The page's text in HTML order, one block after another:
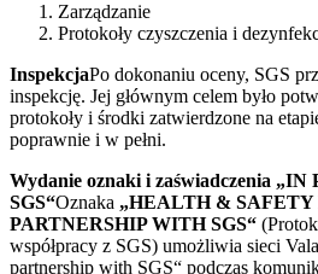
Zarządzanie
Protokoły czyszczenia i
InspekcjaPo dokonaniu oceny, SGS
inspekcję. Jej głównym celem było
protokoły i środki zatwierdzone na
poprawnie i w pełni.
Wydanie oznaki i zaświadczenia
SGS“Oznaka „HEALTH &
PARTNERSHIP WITH SGS“
współpracy z SGS) umożliwia sieci
partnership with SGS“ podczas